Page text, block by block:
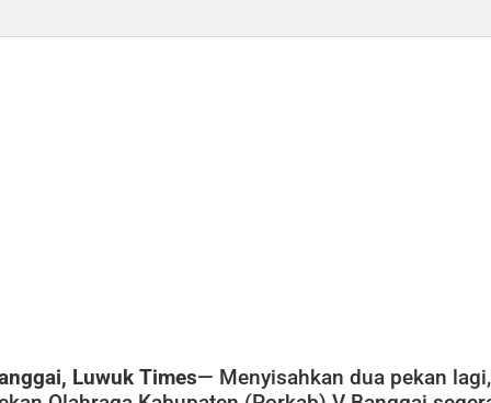
Luwuk Times— Menyisahkan dua pekan lagi,